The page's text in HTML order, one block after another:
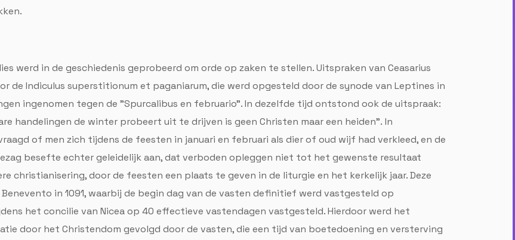
werd in de geschiedenis geprobeerd om orde op zaken te stellen. Uitspraken van Ceasarius
de Indiculus superstitionum et paganiarum, die werd opgesteld door de synode van Leptines in
ingenomen tegen de "Spurcalibus en februario". In dezelfde tijd ontstond ook de uitspraak:
handelingen de winter probeert uit te drijven is geen Christen maar een heiden". In
of men zich tijdens de feesten in januari en februari als dier of oud wijf had verkleed, en de
besefte echter geleidelijk aan, dat verboden opleggen niet tot het gewenste resultaat
christianisering, door de feesten een plaats te geven in de liturgie en het kerkelijk jaar. Deze
in 1091, waarbij de begin dag van de vasten definitief werd vastgesteld op
het concilie van Nicea op 40 effectieve vastendagen vastgesteld. Hierdoor werd het
door het Christendom gevolgd door de vasten, die een tijd van boetedoening en versterving